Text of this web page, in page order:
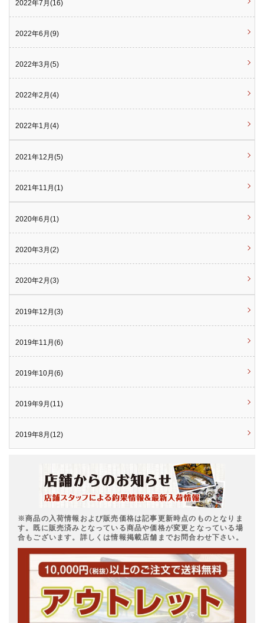
2022年7月(16)
2022年6月(9)
2022年3月(5)
2022年2月(4)
2022年1月(4)
2021年12月(5)
2021年11月(1)
2020年6月(1)
2020年3月(2)
2020年2月(3)
2019年12月(3)
2019年11月(6)
2019年10月(6)
2019年9月(11)
2019年8月(12)
※商品の入荷情報および販売価格は記事更新時点のものとなりま
す。既に販売済みとなっている商品や価格が変更となっている場
合もございます。詳しくは情報掲載店舗までお問合わせ下さい。